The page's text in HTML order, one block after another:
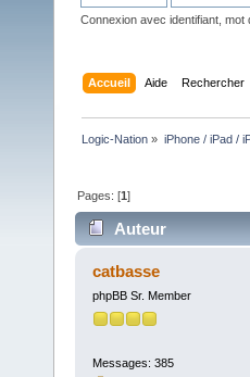
Connexion avec identifiant,
Accueil Aide Rechercher
Logic-Nation » iPhone / iPad /
Pages: [1]
Auteur
catbasse
phpBB Sr. Member
Messages: 385